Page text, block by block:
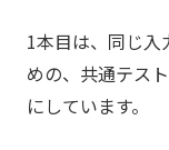
1本目は、同じ
めの、共通テス
にしています。